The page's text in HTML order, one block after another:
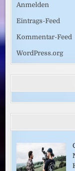
Anmelden
Eintrags-Feed
Kommentar-Feed
WordPress.org